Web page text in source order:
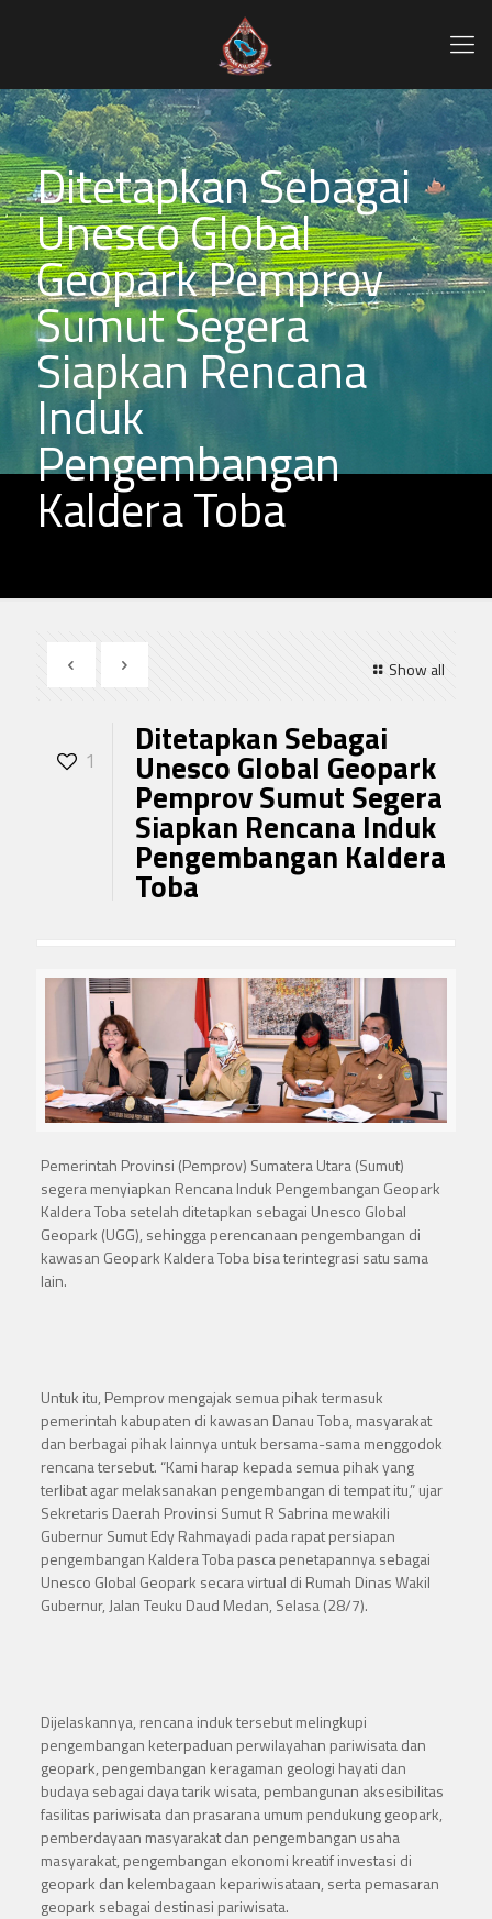
Ditetapkan Sebagai
Unesco Global
Geopark Pemprov
Sumut Segera
Siapkan Rencana
Induk
Pengembangan
Kaldera Toba
Show all
1
Ditetapkan Sebagai
Unesco Global Geopark
Pemprov Sumut Segera
Siapkan Rencana Induk
Pengembangan Kaldera
Toba
Pemerintah Provinsi (Pemprov) Sumatera Utara (Sumut)
segera menyiapkan Rencana Induk Pengembangan Geopark
Kaldera Toba setelah ditetapkan sebagai Unesco Global
Geopark (UGG), sehingga perencanaan pengembangan di
kawasan Geopark Kaldera Toba bisa terintegrasi satu sama
lain.
Untuk itu, Pemprov mengajak semua pihak termasuk
pemerintah kabupaten di kawasan Danau Toba, masyarakat
dan berbagai pihak lainnya untuk bersama-sama menggodok
rencana tersebut. “Kami harap kepada semua pihak yang
terlibat agar melaksanakan pengembangan di tempat itu,” ujar
Sekretaris Daerah Provinsi Sumut R Sabrina mewakili
Gubernur Sumut Edy Rahmayadi pada rapat persiapan
pengembangan Kaldera Toba pasca penetapannya sebagai
Unesco Global Geopark secara virtual di Rumah Dinas Wakil
Gubernur, Jalan Teuku Daud Medan, Selasa (28/7).
Dijelaskannya, rencana induk tersebut melingkupi
pengembangan keterpaduan perwilayahan pariwisata dan
geopark, pengembangan keragaman geologi hayati dan
budaya sebagai daya tarik wisata, pembangunan aksesibilitas
fasilitas pariwisata dan prasarana umum pendukung geopark,
pemberdayaan masyarakat dan pengembangan usaha
masyarakat, pengembangan ekonomi kreatif investasi di
geopark dan kelembagaan kepariwisataan, serta pemasaran
geopark sebagai destinasi pariwisata.